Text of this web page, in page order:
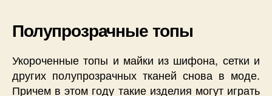
Полупрозрачные топы
Укороченные топы и майки из шифона, сетки и
других полупрозрачных тканей снова в моде.
Причем в этом году такие изделия могут играть